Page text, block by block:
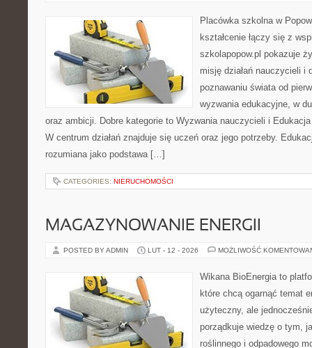
Placówka szkolna w
kształcenie łączy się z
szkolapopow.pl pokazuje
misję działań nauczycieli i
poznawaniu świata od
wyzwania edukacyjne, w
oraz ambicji. Dobre kategorie to Wyzwania nauczycieli i
W centrum działań znajduje się uczeń oraz jego potrzeby.
rozumiana jako podstawa […]
CATEGORIES: NIERUCHOMOŚCI
MAGAZYNOWANIE ENERGII
POSTED BY ADMIN LUT - 12 - 2026 MOŻLIWOŚĆ
Wikana BioEnergia to
które chcą ogarnąć temat
użyteczny, ale
porządkuje wiedzę o tym,
roślinnego i odpadowego